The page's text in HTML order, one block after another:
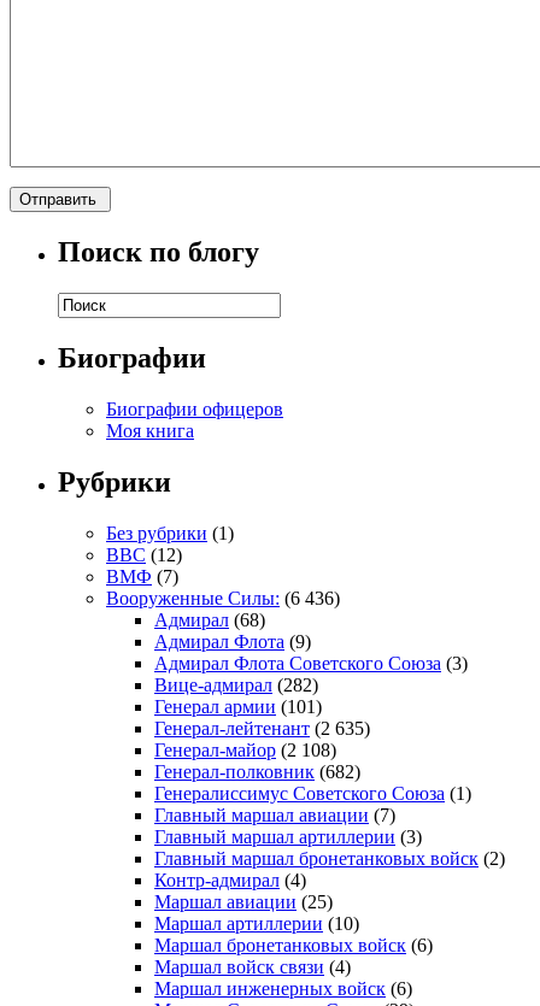
Поиск по блогу
Биографии
Биографии офицеров
Моя книга
Рубрики
Без рубрики (1)
ВВС (12)
ВМФ (7)
Вооруженные Силы: (6 436)
Адмирал (68)
Адмирал Флота (9)
Адмирал Флота Советского Союза (3)
Вице-адмирал (282)
Генерал армии (101)
Генерал-лейтенант (2 635)
Генерал-майор (2 108)
Генерал-полковник (682)
Генералиссимус Советского Союза (1)
Главный маршал авиации (7)
Главный маршал артиллерии (3)
Главный маршал бронетанковых войск (2)
Контр-адмирал (4)
Маршал авиации (25)
Маршал артиллерии (10)
Маршал бронетанковых войск (6)
Маршал войск связи (4)
Маршал инженерных войск (6)